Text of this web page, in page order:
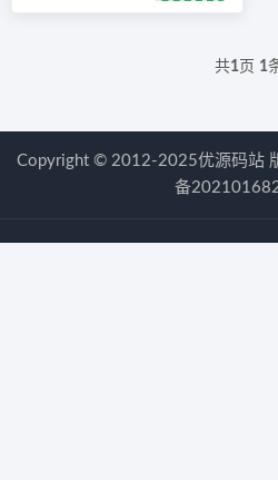
共1 页 1
Copyright © 2012-2025优源码站
备